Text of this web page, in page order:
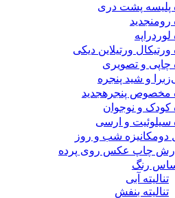
پلیسه پشت دری
رومنجدید
لوردراپه
ورتیکال ورتیلاین دیکی
چاپی و تصویری
و شید پنجره
مخصوص پنجرهجدید
کودک و نوجوان
سیلوئیت و ارسی
دومکانیزه شب و روز
چاپ عکس روی پرده
رنگ
تنالیته آبی
تنالیته بنفش